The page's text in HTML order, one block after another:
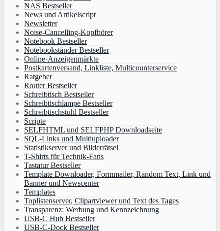
NAS Bestseller
News und Artikelscript
Newsletter
Noise-Cancelling-Kopfhörer
Notebook Bestseller
Notebookständer Bestseller
Online-Anzeigenmärkte
Postkartenversand, Linkliste, Multicounterservice
Ratgeber
Router Bestseller
Schreibtisch Bestseller
Schreibtischlampe Bestseller
Schreibtischstuhl Bestseller
Scripte
SELFHTML und SELFPHP Downloadseite
SQL-Links und Multiuploader
Statistikserver und Bilderrätsel
T-Shirts für Technik-Fans
Tastatur Bestseller
Template Downloader, Formmailer, Random Text, Link und
Banner und Newscenter
Templates
Toplistenserver, Clipartviewer und Text des Tages
Transparenz: Werbung und Kennzeichnung
USB-C Hub Bestseller
USB-C-Dock Bestseller